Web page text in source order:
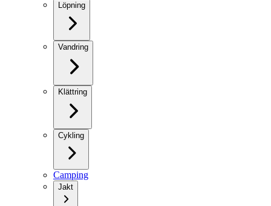
Löpning
Vandring
Klättring
Cykling
Camping
Jakt